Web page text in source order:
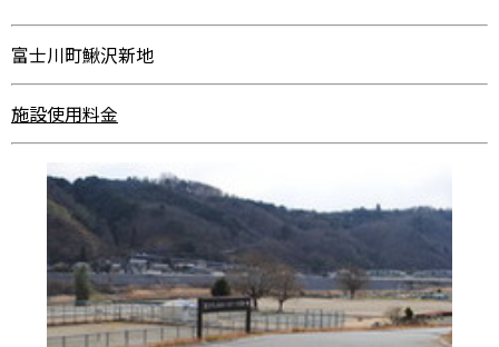
富士川町鰍沢新地
施設使用料金